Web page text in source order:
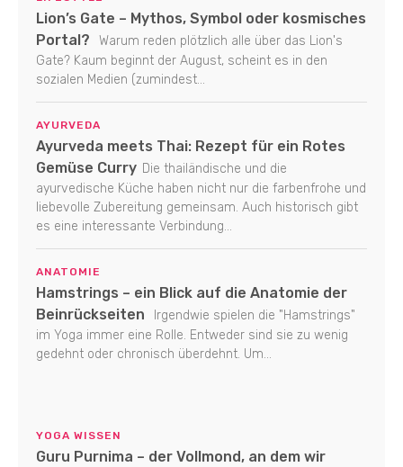
Lion’s Gate – Mythos, Symbol oder kosmisches
Portal?
Warum reden plötzlich alle über das Lion's
Gate? Kaum beginnt der August, scheint es in den
sozialen Medien (zumindest...
AYURVEDA
Ayurveda meets Thai: Rezept für ein Rotes
Gemüse Curry Die thailändische und die
ayurvedische Küche haben nicht nur die farbenfrohe und
liebevolle Zubereitung gemeinsam. Auch historisch gibt
es eine interessante Verbindung...
ANATOMIE
Hamstrings – ein Blick auf die Anatomie der
Beinrückseiten
Irgendwie spielen die "Hamstrings"
im Yoga immer eine Rolle. Entweder sind sie zu wenig
gedehnt oder chronisch überdehnt. Um...
YOGA WISSEN
Guru Purnima – der Vollmond, an dem wir